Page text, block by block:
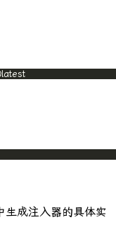
生成注入器的具体实